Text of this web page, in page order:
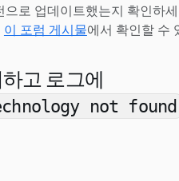
로 업데이트했는지 확인하
이 포럼 게시물에서 확인할 수
고 로그에
not found